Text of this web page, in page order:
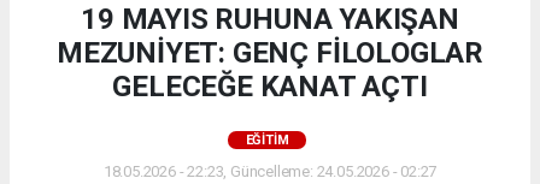
19 MAYIS RUHUNA YAKIŞAN
MEZUNİYET: GENÇ FİLOLOGLAR
GELECEĞE KANAT AÇTI
EĞİTİM
18.05.2026 - 22:23, Güncelleme: 24.05.2026 - 02:27